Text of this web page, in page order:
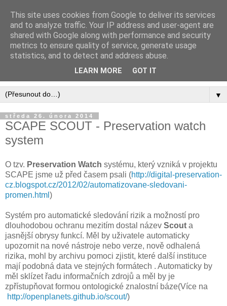
Digital Preservation CZ -
BLOG
Blog o dlouhodobé archivaci digitálních informací
▼
středa 26. února 2014
SCAPE SCOUT - Preservation watch
system
O tzv. Preservation Watch systému, který vzniká v projektu
SCAPE jsme už před časem psali (http://digital-preservation-
cz.blogspot.cz/2012/02/automatizovane-sledovani-
promen.html )
Systém pro automatické sledování rizik a možností pro
dlouhodobou ochranu mezitím dostal název Scout a
jasnější obrysy funkcí. Měl by uživatele automaticky
upozornit na nové nástroje nebo verze, nově odhalená
rizika, mohl by archivu pomoci zjistit, které další instituce
mají podobná data ve stejných formátech . Automaticky by
měl sklízet řadu informačních zdrojů a měl by je
zpřístupňovat formou ontologické znalostní báze(Více na
http://openplanets.github.io/scout/)
This site uses cookies from Google to deliver its services
and to analyze traffic. Your IP address and user-agent are
shared with Google along with performance and security
metrics to ensure quality of service, generate usage
statistics, and to detect and address abuse.
LEARN MORE GOT IT